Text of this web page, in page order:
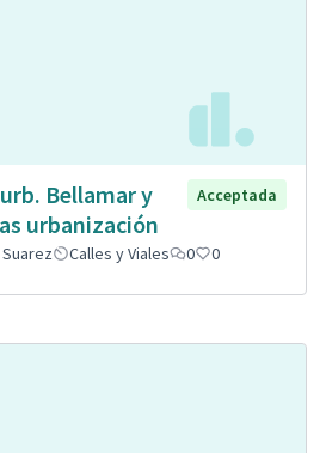
Bellamar y
urbanización
Acceptada
Calles y Viales 0 0